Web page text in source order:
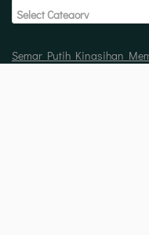
Semar Putih Kinasihan